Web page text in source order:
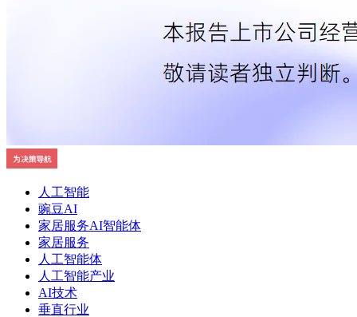
人工智能
豌豆AI
家居服务AI智能体
家居服务
人工智能体
人工智能产业
AI技术
垂直行业